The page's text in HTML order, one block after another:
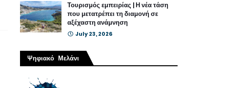
Τουρισμός εμπειρίας | Η νέα τάση
που μετατρέπει τη διαμονή σε
αξέχαστη ανάμνηση
July 23, 2026
Ψηφιακό Μελάνι